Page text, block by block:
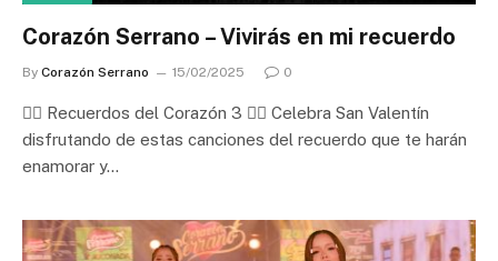
Corazón Serrano – Vivirás en mi recuerdo
By Corazón Serrano 15/02/2025 0
❤️‍🔥 Recuerdos del Corazón 3 ❤️‍🔥 Celebra San Valentín
disfrutando de estas canciones del recuerdo que te harán
enamorar y…